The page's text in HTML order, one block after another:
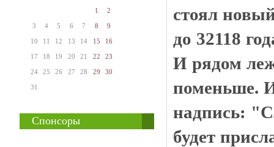
1 2
3 4 5 6 7 8 9
10 11 12 13 14 15 16
17 18 19 20 21 22 23
24 25 26 27 28 29 30
31
Спонсоры
стоял
до 32118
И рядом
поменьше.
надпись:
будет